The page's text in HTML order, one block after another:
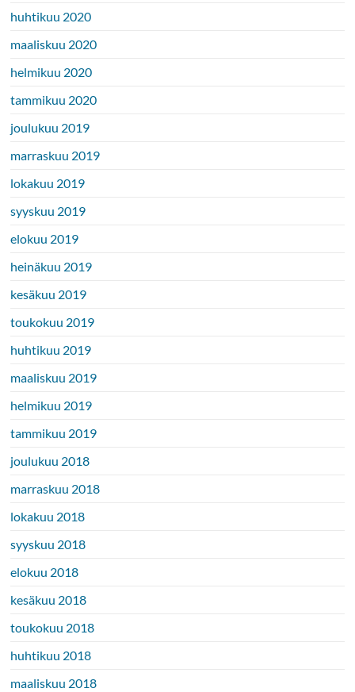
huhtikuu 2020
maaliskuu 2020
helmikuu 2020
tammikuu 2020
joulukuu 2019
marraskuu 2019
lokakuu 2019
syyskuu 2019
elokuu 2019
heinäkuu 2019
kesäkuu 2019
toukokuu 2019
huhtikuu 2019
maaliskuu 2019
helmikuu 2019
tammikuu 2019
joulukuu 2018
marraskuu 2018
lokakuu 2018
syyskuu 2018
elokuu 2018
kesäkuu 2018
toukokuu 2018
huhtikuu 2018
maaliskuu 2018